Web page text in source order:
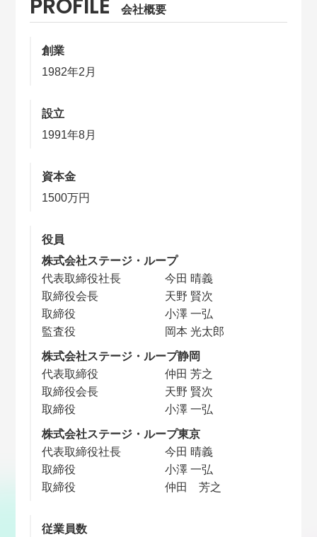
PROFILE 会社概要
創業
1982年2月
設立
1991年8月
資本金
1500万円
役員
株式会社ステージ・ループ
代表取締役社長
今田 晴義
取締役会長
天野 賢次
取締役
小澤 一弘
監査役
岡本 光太郎
株式会社ステージ・ループ静岡
代表取締役
仲田 芳之
取締役会長
天野 賢次
取締役
小澤 一弘
株式会社ステージ・ループ東京
代表取締役社長
今田 晴義
取締役
小澤 一弘
取締役
仲田 芳之
従業員数